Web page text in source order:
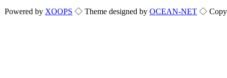
Powered by XOOPS ◇ Theme designed by OCEAN-NET ◇